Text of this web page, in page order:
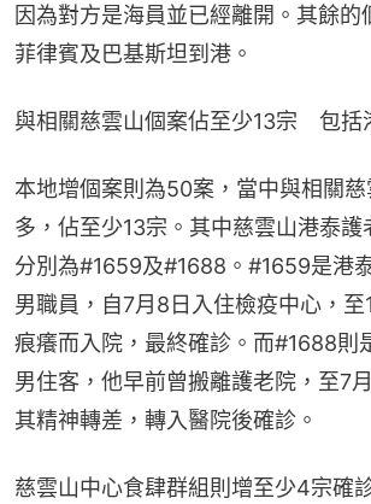
因為對方是海員並已經離開。其餘的
菲律賓及巴基斯坦到港。
與相關慈雲山個案佔至少13宗　包括
本地增個案則為50案，當中與相關
多，佔至少13宗。其中慈雲山港泰護
分別為#1659及#1688。#1659是港
男職員，自7月8日入住檢疫中心，至
痕癢而入院，最終確診。而#1688則
男住客，他早前曾搬離護老院，至7
其精神轉差，轉入醫院後確診。
慈雲山中心食肆群組則增至少4宗確